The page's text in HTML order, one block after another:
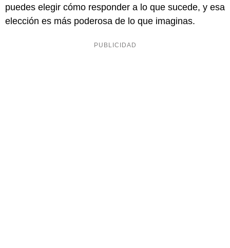
puedes elegir cómo responder a lo que sucede, y esa
elección es más poderosa de lo que imaginas.